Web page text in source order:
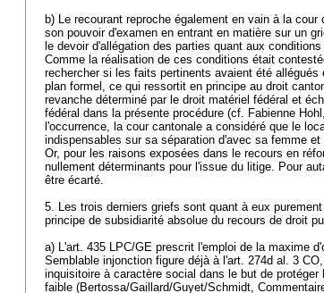
b) Le recourant reproche également en vain à la
son pouvoir d'examen en entrant en matière sur un
le devoir d'allégation des parties quant aux
Comme la réalisation de ces conditions était
rechercher si les faits pertinents avaient été
plan formel, ce qui ressortit en principe au droit
revanche déterminé par le droit matériel fédéral et
fédéral dans la présente procédure (cf. Fabienne
l'occurrence, la cour cantonale a considéré que le
indispensables sur sa séparation d'avec sa femme
Or, pour les raisons exposées dans le recours en
nullement déterminants pour l'issue du litige. Pour
être écarté.
5. Les trois derniers griefs sont quant à eux
principe de subsidiarité absolue du recours de droit
a) L'art. 435 LPC/GE prescrit l'emploi de la maxime
Semblable injonction figure déjà à l'art. 274d al. 3 CO
inquisitoire à caractère social dans le but de
faible (Bertossa/Gaillard/Guyet/Schmidt,